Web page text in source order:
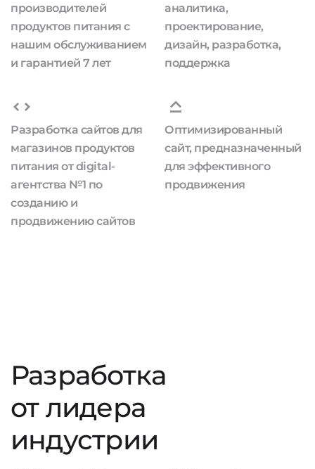
производителей
продуктов питания с
нашим обслуживанием
и гарантией 7 лет
аналитика,
проектирование,
дизайн, разработка,
поддержка
Разработка сайтов для
магазинов продуктов
питания от digital-
агентства №1 по
созданию и
продвижению сайтов
Оптимизированный
сайт, предназначенный
для эффективного
продвижения
Разработка
от лидера
индустрии